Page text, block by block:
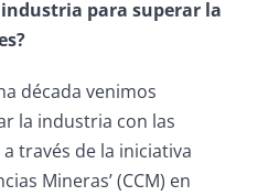
para superar la
década venimos
la industria con las
través de la iniciativa
Mineras’ (CCM) en